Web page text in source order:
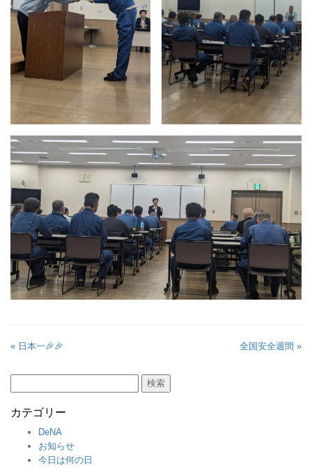
« 日本一🎉🎉 全国安全週間 »
索:
カテゴリー
DeNA
お知らせ
今日は何の日